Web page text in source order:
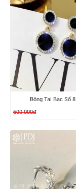
XEM CHI
Bông Tai Bạc Số
600.000đ